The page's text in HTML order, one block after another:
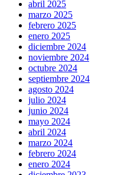
abril 2025
marzo 2025
febrero 2025
enero 2025
diciembre 2024
noviembre 2024
octubre 2024
septiembre 2024
agosto 2024
julio 2024
junio 2024
mayo 2024
abril 2024
marzo 2024
febrero 2024
enero 2024